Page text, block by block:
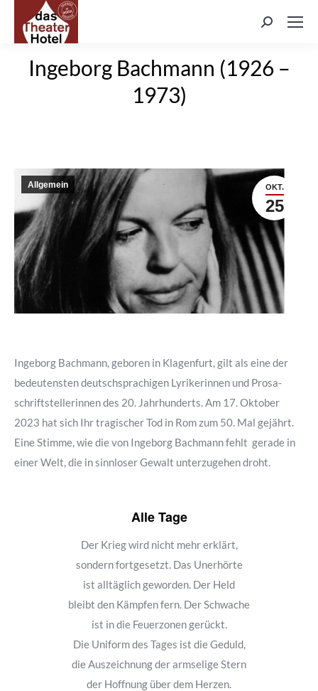
Search:
Ingeborg Bachmann (1926 –
1973)
OKT.
25
Allgemein
Ingeborg Bachmann, geboren in Klagenfurt, gilt als eine der
bedeutensten deutschsprachigen Lyrikerinnen und Prosa-
schriftstellerinnen des 20. Jahrhunderts. Am 17. Oktober
2023 hat sich Ihr tragischer Tod in Rom zum 50. Mal gejährt.
Eine Stimme, wie die von Ingeborg Bachmann fehlt gerade in
einer Welt, die in sinnloser Gewalt unterzugehen droht.
Alle Tage
Der Krieg wird nicht mehr erklärt,
sondern fortgesetzt. Das Unerhörte
ist alltäglich geworden. Der Held
bleibt den Kämpfen fern. Der Schwache
ist in die Feuerzonen gerückt.
Die Uniform des Tages ist die Geduld,
die Auszeichnung der armselige Stern
der Hoffnung über dem Herzen.